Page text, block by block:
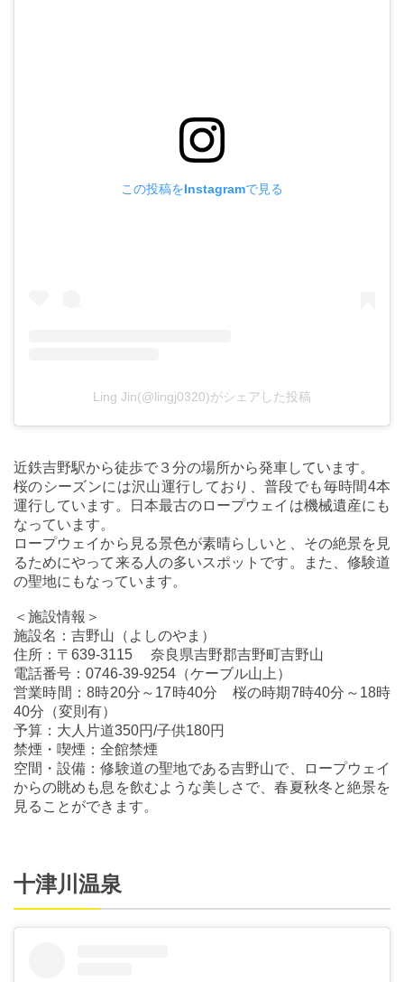
この投稿をInstagramで見る
Ling Jin(@lingj0320)がシェアした投稿
近鉄吉野駅から徒歩で３分の場所から発車しています。
桜のシーズンには沢山運行しており、普段でも毎時間4本
運行しています。日本最古のロープウェイは機械遺産にも
なっています。
ロープウェイから見る景色が素晴らしいと、その絶景を見
るためにやって来る人の多いスポットです。また、修験道
の聖地にもなっています。
＜施設情報＞
施設名：吉野山（よしのやま）
住所：〒639-3115 奈良県吉野郡吉野町吉野山
電話番号：0746-39-9254（ケーブル山上）
営業時間：8時20分～17時40分 桜の時期7時40分～18時
40分（変則有）
予算：大人片道350円/子供180円
禁煙・喫煙：全館禁煙
空間・設備：修験道の聖地である吉野山で、ロープウェイ
からの眺めも息を飲むような美しさで、春夏秋冬と絶景を
見ることができます。
十津川温泉